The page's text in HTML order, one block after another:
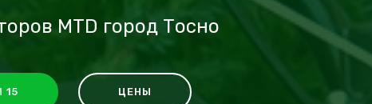
MTD город Тосно
15 ЦЕНЫ